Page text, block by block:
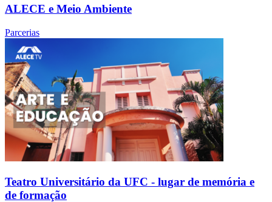
ALECE e Meio Ambiente
Parcerias
Teatro Universitário da UFC - lugar de memória e
de formação